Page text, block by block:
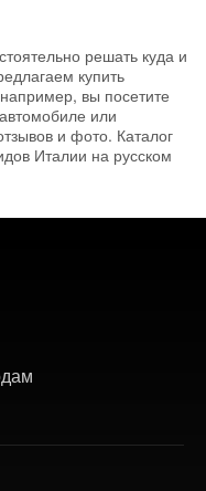
решать куда и
купить
вы посетите
или
и фото. Каталог
Италии на русском